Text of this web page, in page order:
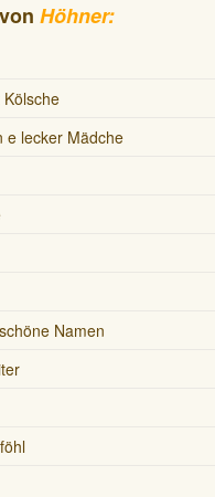
Höhner:
e lecker Mädche
Namen